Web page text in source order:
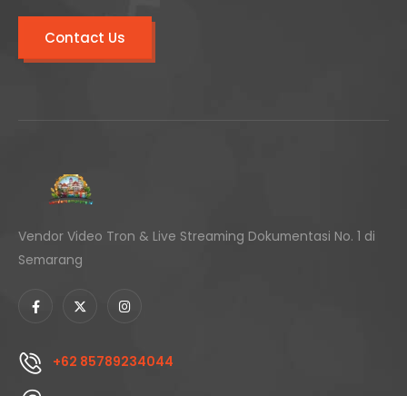
Contact Us
Vendor Video Tron & Live Streaming Dokumentasi No. 1 di
Semarang
+62 85789234044